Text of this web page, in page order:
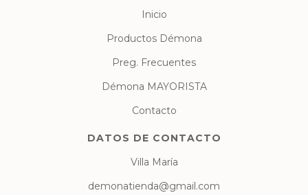
Inicio
Productos Démona
Preg. Frecuentes
Démona MAYORISTA
Contacto
DATOS DE CONTACTO
Villa María
demonatienda@gmail.com